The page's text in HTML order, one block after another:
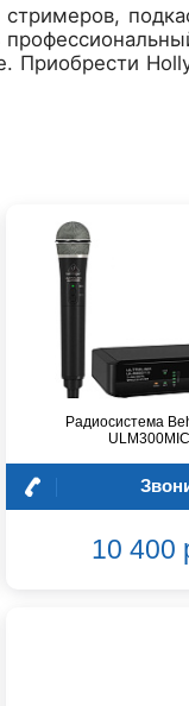
Приобрести
Радиосистема
ULM300MIC
10 400